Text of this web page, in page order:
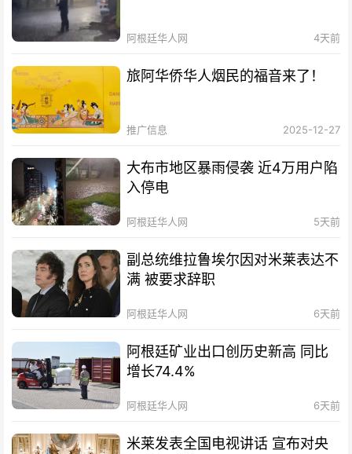
阿根廷华人网 4天前
旅阿华侨华人烟民的福音来了！
推广信息 2025-12-27
大布市地区暴雨侵袭 近4万用户陷
入停电
阿根廷华人网 5天前
副总统维拉鲁埃尔因对米莱表达不
满 被要求辞职
阿根廷华人网 6天前
阿根廷矿业出口创历史新高 同比
增长74.4%
阿根廷华人网 6天前
米莱发表全国电视讲话 宣布对央